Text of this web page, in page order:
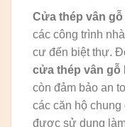
Cửa thép vân gỗ
các công trình
cư đến biệt thự.
cửa thép vân gỗ
còn đảm bảo an
các căn hộ chung
được sử dụng